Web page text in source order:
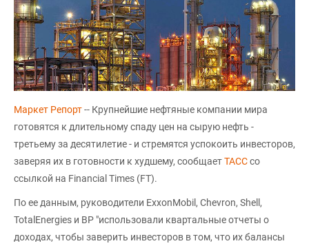
Маркет Репорт-- Крупнейшие нефтяные компании мира
готовятся к длительному спаду цен на сырую нефть -
третьему за десятилетие - и стремятся успокоить инвесторов,
заверяя их в готовности к худшему, сообщаетТАССсо
ссылкой на Financial Times (FT).
По ее данным, руководители ExxonMobil, Chevron, Shell,
TotalEnergies и BP "использовали квартальные отчеты о
доходах, чтобы заверить инвесторов в том, что их балансы